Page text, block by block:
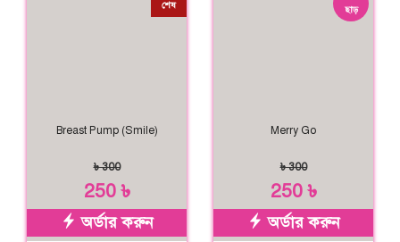
শেষ
Breast Pump (Smile)
৳ 300
250 ৳
অর্ডার করুন
ছাড়
Merry Go
৳ 300
250 ৳
অর্ডার করুন